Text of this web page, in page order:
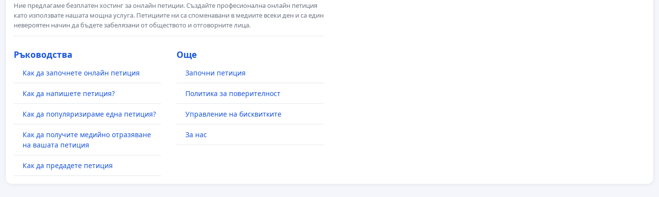
Ние предлагаме безплатен хостинг за онлайн петиции. Създайте професионална онлайн петиция
като използвате нашата мощна услуга. Петициите ни са споменавани в медиите всеки ден и са един
невероятен начин да бъдете забелязани от обществото и отговорните лица.
Ръководства
Как да започнете онлайн петиция
Как да напишете петиция?
Как да популяризираме една петиция?
Как да получите медийно отразяване
на вашата петиция
Как да предадете петиция
Още
Започни петиция
Политика за поверителност
Управление на бисквитките
За нас